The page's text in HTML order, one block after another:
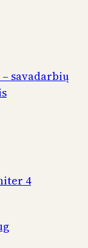
savadarbių
4